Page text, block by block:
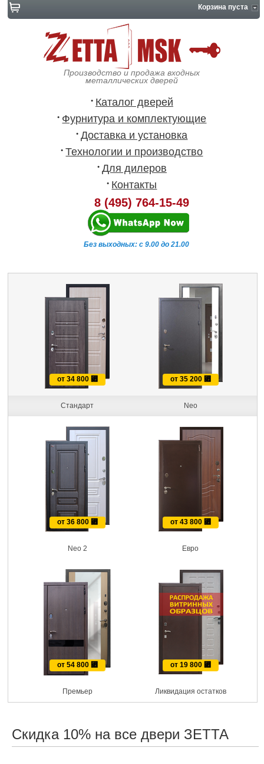
Производство и продажа входных
металлических дверей
Каталог дверей
Фурнитура и комплектующие
Доставка и установка
Технологии и производство
Для дилеров
Контакты
Корзина пуста
8 (495) 764-15-49
Без выходных: с 9.00 до 21.00
от 34 800 ⃏
Стандарт
от 35 200 ⃏
Neo
от 36 800 ⃏
Neo 2
от 43 800 ⃏
Евро
от 54 800 ⃏
Премьер
от 19 800 ⃏
Ликвидация остатков
Скидка 10% на все двери ЗЕТТА